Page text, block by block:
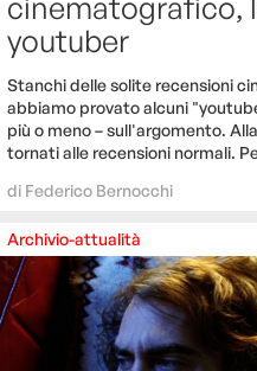
youtuber
Stanchi delle solite recensioni
abbiamo provato alcuni
più o meno – sull'argomento.
tornati alle recensioni normali.
di Federico Bernocchi
Archivio-attualità